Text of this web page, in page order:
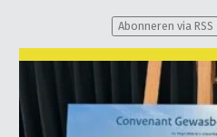
Abonneren via RSS